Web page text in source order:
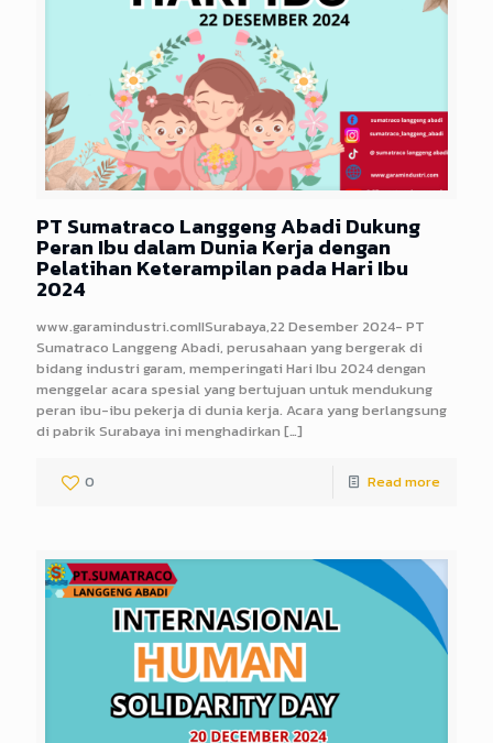
PT Sumatraco Langgeng Abadi Dukung
Peran Ibu dalam Dunia Kerja dengan
Pelatihan Keterampilan pada Hari Ibu
2024
www.garamindustri.comIISurabaya,22 Desember 2024- PT
Sumatraco Langgeng Abadi, perusahaan yang bergerak di
bidang industri garam, memperingati Hari Ibu 2024 dengan
menggelar acara spesial yang bertujuan untuk mendukung
peran ibu-ibu pekerja di dunia kerja. Acara yang berlangsung
di pabrik Surabaya ini menghadirkan […]
0 Read more